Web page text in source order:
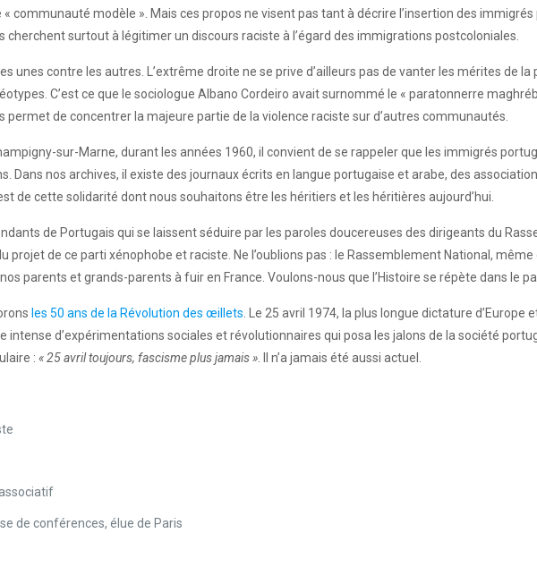
« communauté modèle ». Mais ces propos ne visent pas tant à décrire l’insertion des
cherchent surtout à légitimer un discours raciste à l’égard des immigrations postcoloniales.
unes contre les autres. L’extrême droite ne se prive d’ailleurs pas de vanter les mérites de
C’est ce que le sociologue Albano Cordeiro avait surnommé le « paratonnerre
permet de concentrer la majeure partie de la violence raciste sur d’autres communautés.
sur-Marne, durant les années 1960, il convient de se rappeler que les immigrés
Dans nos archives, il existe des journaux écrits en langue portugaise et arabe, des
de cette solidarité dont nous souhaitons être les héritiers et les héritières aujourd’hui.
de Portugais qui se laissent séduire par les paroles doucereuses des dirigeants du
de ce parti xénophobe et raciste. Ne l’oublions pas : le Rassemblement National,
parents et grands-parents à fuir en France. Voulons-nous que l’Histoire se répète dans le
les 50 ans de la Révolution des œillets . Le 25 avril 1974, la plus longue dictature
intense d’expérimentations sociales et révolutionnaires qui posa les jalons de la société
:« 25 avril toujours, fascisme plus jamais » . Il n’a jamais été aussi actuel.
de conférences, élue de Paris